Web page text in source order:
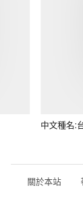
中文種名:
關於本站